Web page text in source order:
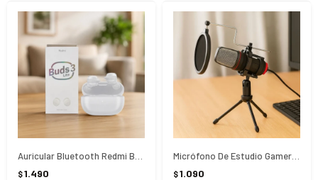
$1.490 $1.090